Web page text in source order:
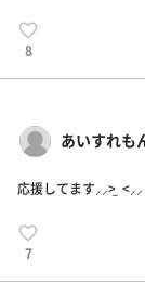
8
あいすれも
応援してます⸝⸝> ̫ <⸝⸝
7